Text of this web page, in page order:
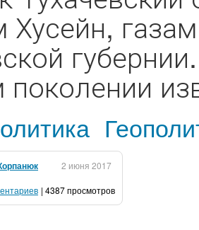
поколении
2 июня 2017
| 4387 просмотров